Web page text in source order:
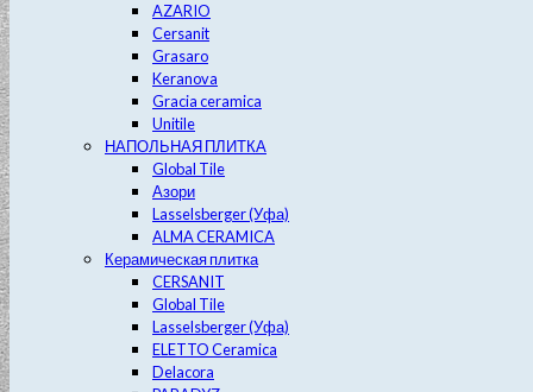
AZARIO
Cersanit
Grasaro
Keranova
Gracia ceramica
Unitile
НАПОЛЬНАЯ ПЛИТКА
Global Tile
Азори
Lasselsberger (Уфа)
ALMA CERAMICA
Керамическая плитка
CERSANIT
Global Tile
Lasselsberger (Уфа)
ELETTO Ceramica
Delacora